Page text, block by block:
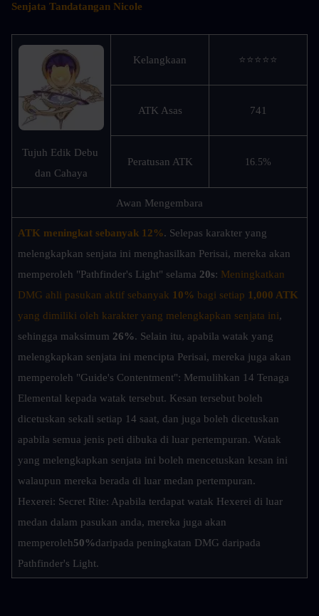
Senjata Tandatangan Nicole
Tujuh Edik Debu
dan Cahaya
Kelangkaan ⭐⭐⭐⭐⭐
ATK Asas 741
Peratusan ATK 16.5%
Awan Mengembara
ATK meningkat sebanyak 12%. Selepas karakter yang
melengkapkan senjata ini menghasilkan Perisai, mereka akan
memperoleh "Pathfinder's Light" selama 20s: Meningkatkan
DMG ahli pasukan aktif sebanyak 10% bagi setiap 1,000 ATK
yang dimiliki oleh karakter yang melengkapkan senjata ini,
sehingga maksimum 26%. Selain itu, apabila watak yang
melengkapkan senjata ini mencipta Perisai, mereka juga akan
memperoleh "Guide's Contentment": Memulihkan 14 Tenaga
Elemental kepada watak tersebut. Kesan tersebut boleh
dicetuskan sekali setiap 14 saat, dan juga boleh dicetuskan
apabila semua jenis peti dibuka di luar pertempuran. Watak
yang melengkapkan senjata ini boleh mencetuskan kesan ini
walaupun mereka berada di luar medan pertempuran.
Hexerei: Secret Rite: Apabila terdapat watak Hexerei di luar
medan dalam pasukan anda, mereka juga akan
memperoleh50%daripada peningkatan DMG daripada
Pathfinder's Light.